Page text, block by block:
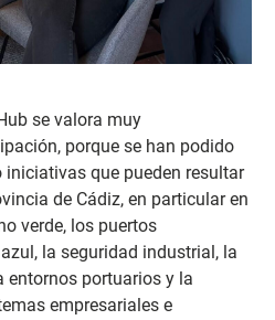
se valora muy
porque se han podido
que pueden resultar
de Cádiz, en particular en
verde, los puertos
la seguridad industrial, la
entornos portuarios y la
empresariales e